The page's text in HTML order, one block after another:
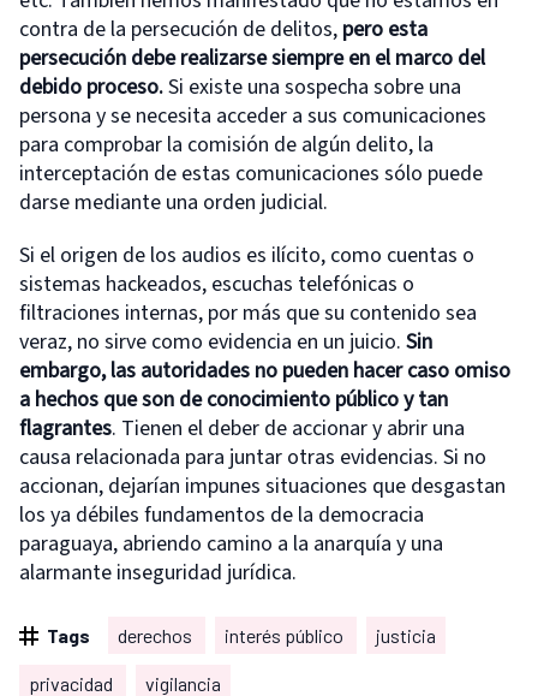
contra de la persecución de delitos, pero esta
persecución debe realizarse siempre en el marco del
debido proceso.Si existe una sospecha sobre una
persona y se necesita acceder a sus comunicaciones
para comprobar la comisión de algún delito, la
interceptación de estas comunicaciones sólo puede
darse mediante una orden judicial.
Si el origen de los audios es ilícito, como cuentas o
sistemas hackeados, escuchas telefónicas o
filtraciones internas, por más que su contenido sea
veraz, no sirve como evidencia en un juicio. Sin
embargo, las autoridades no pueden hacer caso omiso
a hechos que son de conocimiento público y tan
flagrantes. Tienen el deber de accionar y abrir una
causa relacionada para juntar otras evidencias. Si no
accionan, dejarían impunes situaciones que desgastan
los ya débiles fundamentos de la democracia
paraguaya, abriendo camino a la anarquía y una
alarmante inseguridad jurídica.
Tags derechos interés público justicia
privacidad vigilancia